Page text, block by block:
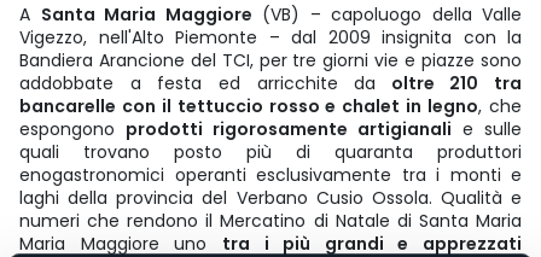
A Santa Maria Maggiore (VB) – capoluogo della Valle
Vigezzo, nell'Alto Piemonte – dal 2009 insignita con la
Bandiera Arancione del TCI, per tre giorni vie e piazze sono
addobbate a festa ed arricchite da oltre 210 tra
bancarelle con il tettuccio rosso e chalet in legno, che
espongono prodotti rigorosamente artigianali e sulle
quali trovano posto più di quaranta produttori
enogastronomici operanti esclusivamente tra i monti e
laghi della provincia del Verbano Cusio Ossola. Qualità e
numeri che rendono il Mercatino di Natale di Santa Maria
Maria Maggiore uno tra i più grandi e apprezzati